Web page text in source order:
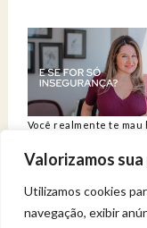
Valorizamos
Utilizamos cookies
navegação, exibir
Você realmente te mau
Venha
Entregue a sua